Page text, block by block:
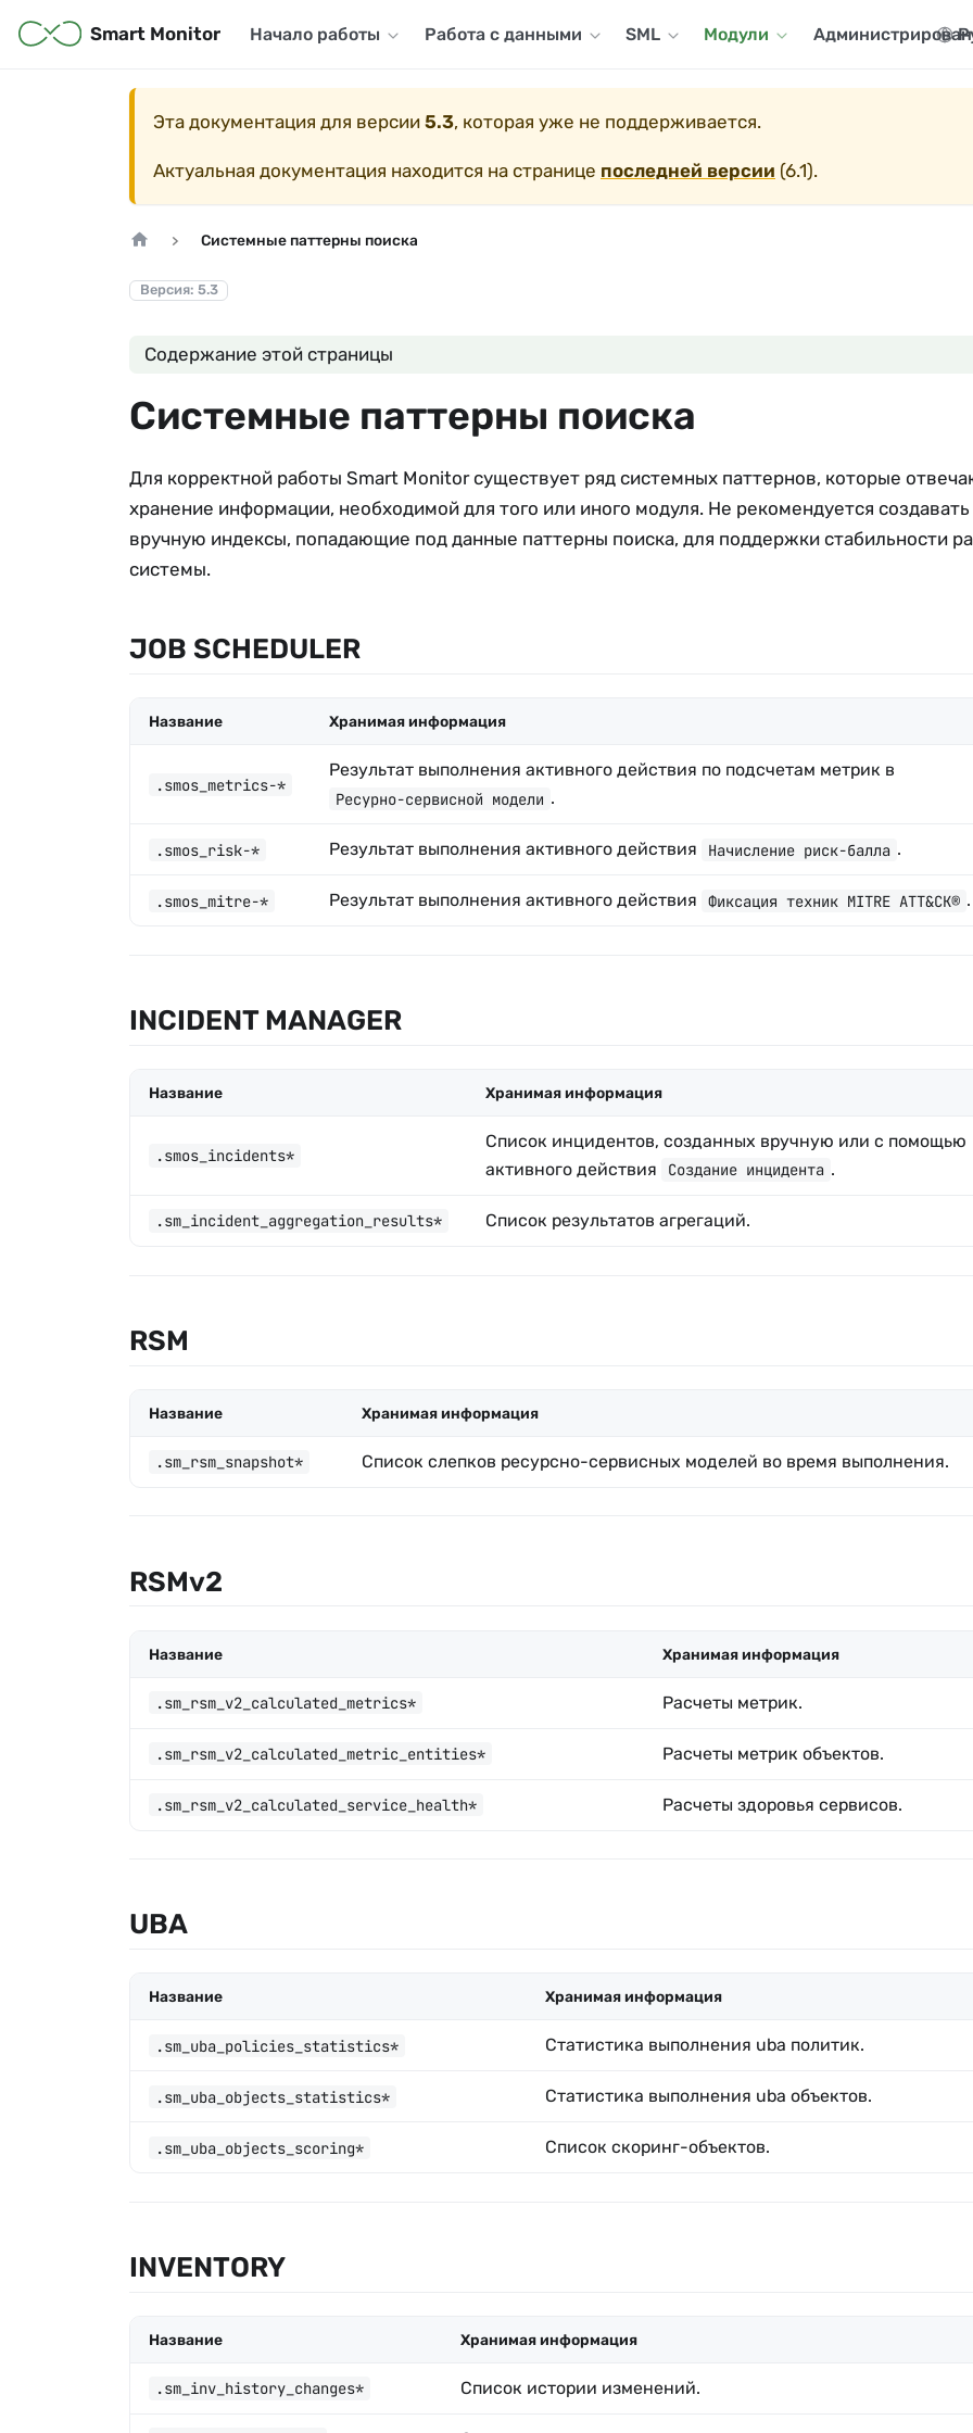
Smart Monitor Начало работы Работа с данными SML Модули
Эта документация для версии 5.3, которая уже не поддерживается.
Актуальная документация находится на странице последней версии (6.1).
Системные паттерны поиска
Версия: 5.3
Содержание этой страницы
Системные паттерны поиска
Для корректной работы Smart Monitor существует ряд системных паттернов, которые
хранение информации, необходимой для того или иного модуля. Не рекомендуется создавать
вручную индексы, попадающие под данные паттерны поиска, для поддержки стабильности
системы.
JOB SCHEDULER
Название Хранимая информация
.smos_metrics-*
Результат выполнения активного действия по подсчетам метрик в
Ресурно-сервисной модели .
.smos_risk-* Результат выполнения активного действия Начисление риск-балла .
.smos_mitre-* Результат выполнения активного действия Фиксация техник MITRE ATT&CK® .
INCIDENT MANAGER
Название Хранимая информация
.smos_incidents*
Список инцидентов, созданных вручную или с помощью
активного действия
Создание инцидента .
.sm_incident_aggregation_results* Список результатов агрегаций.
RSM
Название Хранимая информация
.sm_rsm_snapshot* Список слепков ресурсно-сервисных моделей во время выполнения.
RSMv2
Название Хранимая информация
.sm_rsm_v2_calculated_metrics* Расчеты метрик.
.sm_rsm_v2_calculated_metric_entities* Расчеты метрик объектов.
.sm_rsm_v2_calculated_service_health* Расчеты здоровья сервисов.
UBA
Название Хранимая информация
.sm_uba_policies_statistics* Статистика выполнения uba политик.
.sm_uba_objects_statistics* Статистика выполнения uba объектов.
.sm_uba_objects_scoring* Список скоринг-объектов.
INVENTORY
Название Хранимая информация
.sm_inv_history_changes* Список истории изменений.